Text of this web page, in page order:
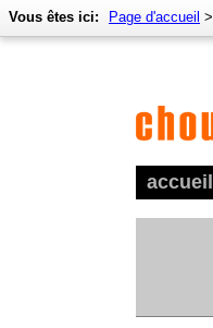
accueil
Vous êtes ici: Page d'accueil >